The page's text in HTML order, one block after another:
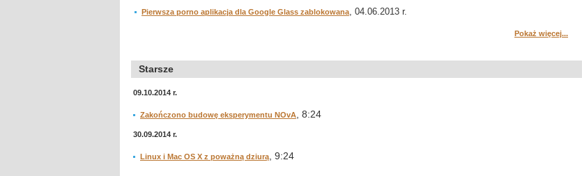
Pierwsza porno aplikacja dla Google Glass zablokowana, 04.06.2013 r.
Pokaż więcej...
Starsze
09.10.2014 r.
Zakończono budowę eksperymentu NOvA , 8:24
30.09.2014 r.
Linux i Mac OS X z poważną dziurą , 9:24